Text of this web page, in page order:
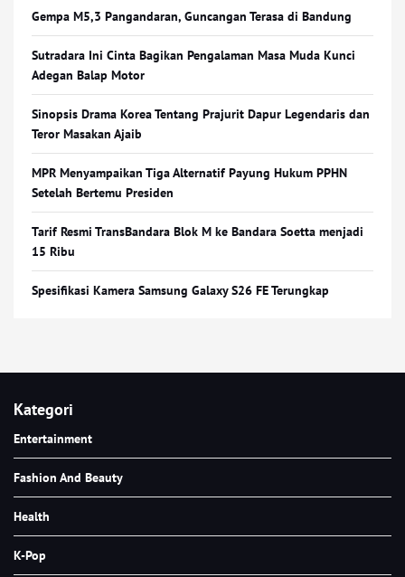
Gempa M5,3 Pangandaran, Guncangan Terasa di Bandung
Sutradara Ini Cinta Bagikan Pengalaman Masa Muda Kunci
Adegan Balap Motor
Sinopsis Drama Korea Tentang Prajurit Dapur Legendaris dan
Teror Masakan Ajaib
MPR Menyampaikan Tiga Alternatif Payung Hukum PPHN
Setelah Bertemu Presiden
Tarif Resmi TransBandara Blok M ke Bandara Soetta menjadi
15 Ribu
Spesifikasi Kamera Samsung Galaxy S26 FE Terungkap
Kategori
Entertainment
Fashion And Beauty
Health
K-Pop